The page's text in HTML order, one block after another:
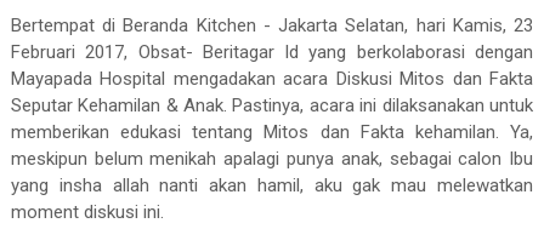
Bertempat di Beranda Kitchen - Jakarta Selatan, hari Kamis, 23
Februari 2017, Obsat- Beritagar Id yang berkolaborasi dengan
Mayapada Hospital mengadakan acara Diskusi Mitos dan Fakta
Seputar Kehamilan & Anak. Pastinya, acara ini dilaksanakan untuk
memberikan edukasi tentang Mitos dan Fakta kehamilan. Ya,
meskipun belum menikah apalagi punya anak, sebagai calon Ibu
yang insha allah nanti akan hamil, aku gak mau melewatkan
moment diskusi ini.